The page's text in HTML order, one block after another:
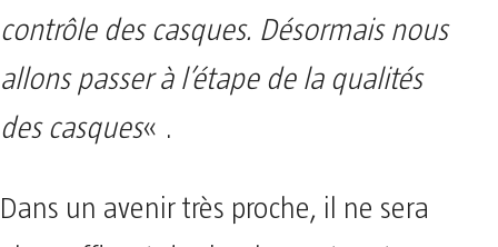
contrôle des casques. Désormais nous
allons passer à l’étape de la qualités
des casques« .
Dans un avenir très proche, il ne sera